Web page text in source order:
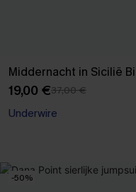
Middernacht in Sicilië
19,00 €37,00 €
Underwire
-50%